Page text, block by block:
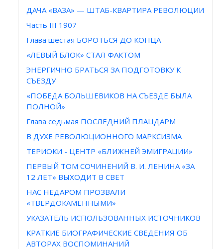
ДАЧА «ВАЗА» — ШТАБ-КВАРТИРА РЕВОЛЮЦИИ
Часть III 1907
Глава шестая БОРОТЬСЯ ДО КОНЦА
«ЛЕВЫЙ БЛОК» СТАЛ ФАКТОМ
ЭНЕРГИЧНО БРАТЬСЯ ЗА ПОДГОТОВКУ К
СЪЕЗДУ
«ПОБЕДА БОЛЬШЕВИКОВ НА СЪЕЗДЕ БЫЛА
ПОЛНОЙ»
Глава седьмая ПОСЛЕДНИЙ ПЛАЦДАРМ
В ДУХЕ РЕВОЛЮЦИОННОГО МАРКСИЗМА
ТЕРИОКИ - ЦЕНТР «БЛИЖНЕЙ ЭМИГРАЦИИ»
ПЕРВЫЙ ТОМ СОЧИНЕНИЙ В. И. ЛЕНИНА «ЗА
12 ЛЕТ» ВЫХОДИТ В СВЕТ
НАС НЕДАРОМ ПРОЗВАЛИ
«ТВЕРДОКАМЕННЫМИ»
УКАЗАТЕЛЬ ИСПОЛЬЗОВАННЫХ ИСТОЧНИКОВ
КРАТКИЕ БИОГРАФИЧЕСКИЕ СВЕДЕНИЯ ОБ
АВТОРАХ ВОСПОМИНАНИЙ